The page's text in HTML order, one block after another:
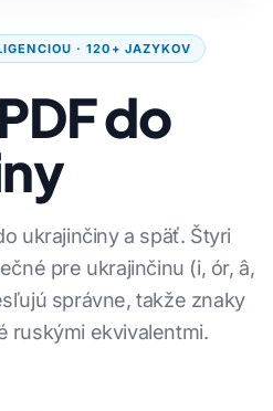
· 120+ JAZYKOV
do
ukrajinčiny a späť. Štyri
pre ukrajinčinu (і, ór, â,
správne, takže znaky
ruskými ekvivalentmi.